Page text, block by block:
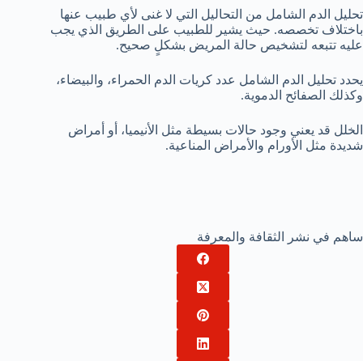
تحليل الدم الشامل من التحاليل التي لا غنى لأي طبيب عنها
باختلاف تخصصه. حيث يشير للطبيب على الطريق الذي يجب
عليه تتبعه لتشخيص حالة المريض بشكلٍ صحيح.
يحدد تحليل الدم الشامل عدد كريات الدم الحمراء، والبيضاء،
وكذلك الصفائح الدموية.
الخلل قد يعني وجود حالات بسيطة مثل الأنيميا، أو أمراض
شديدة مثل الأورام والأمراض المناعية.
ساهم في نشر الثقافة والمعرفة